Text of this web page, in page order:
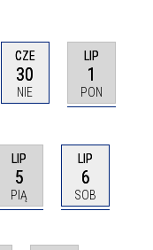
CZE
30
NIE
LIP
1
PON
LIP
5
PIĄ
LIP
6
SOB